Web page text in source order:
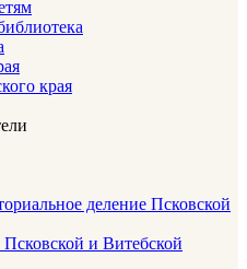
края
деление Псковской
и Витебской